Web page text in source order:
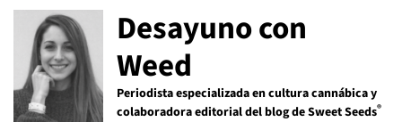
Desayuno con
Weed
Periodista especializada en cultura cannábica y
colaboradora editorial del blog de Sweet Seeds®